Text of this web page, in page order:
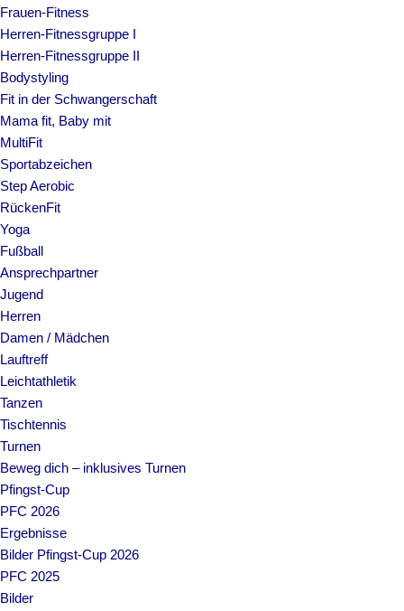
Frauen-Fitness
Herren-Fitnessgruppe I
Herren-Fitnessgruppe II
Bodystyling
Fit in der Schwangerschaft
Mama fit, Baby mit
MultiFit
Sportabzeichen
Step Aerobic
RückenFit
Yoga
Fußball
Ansprechpartner
Jugend
Herren
Damen / Mädchen
Lauftreff
Leichtathletik
Tanzen
Tischtennis
Turnen
Beweg dich – inklusives Turnen
Pfingst-Cup
PFC 2026
Ergebnisse
Bilder Pfingst-Cup 2026
PFC 2025
Bilder